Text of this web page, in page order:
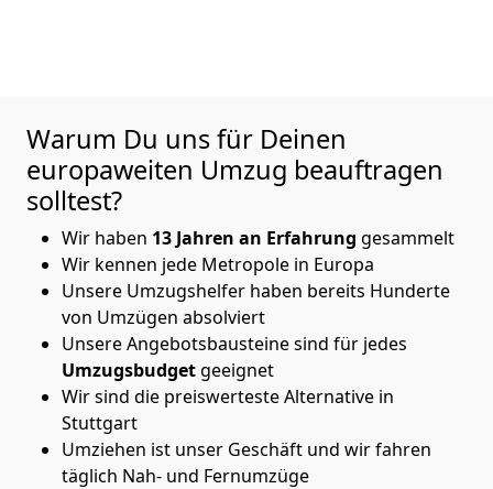
Warum Du uns für Deinen
europaweiten Umzug beauftragen
solltest?
Wir haben 13 Jahren an Erfahrung gesammelt
Wir kennen jede Metropole in Europa
Unsere Umzugshelfer haben bereits Hunderte
von Umzügen absolviert
Unsere Angebotsbausteine sind für jedes
Umzugsbudgetgeeignet
Wir sind die preiswerteste Alternative in
Stuttgart
Umziehen ist unser Geschäft und wir fahren
täglich Nah- und Fernumzüge